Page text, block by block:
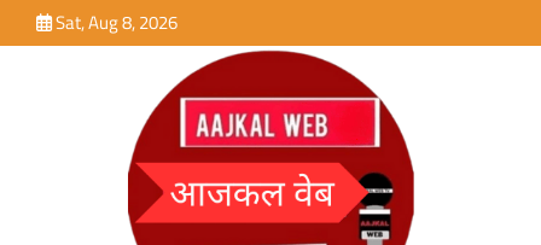
to
Sat, Aug 8, 2026